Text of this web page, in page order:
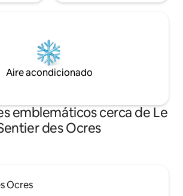
Aire acondicionado
emblemáticos cerca de Le
des Ocres
Ocres